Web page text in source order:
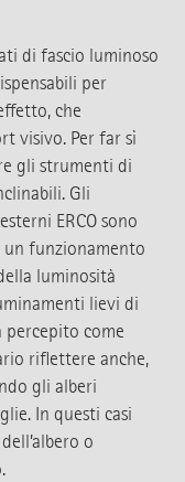
di fascio luminoso
per
che
visivo. Per far sì
gli strumenti di
Gli
ERCO sono
un funzionamento
luminosità
lievi di
percepito come
riflettere anche,
gli alberi
In questi casi
o